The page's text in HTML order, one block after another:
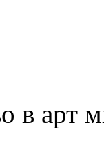
в арт